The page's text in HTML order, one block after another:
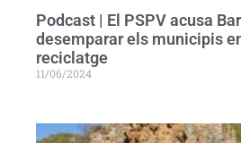
Podcast | El PSPV acusa
desemparar els municipis
reciclatge
11/06/2024